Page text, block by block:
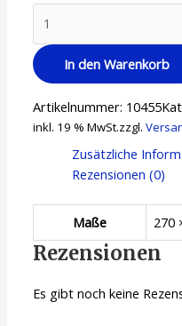
In den Warenkorb
Artikelnummer: 10455
inkl. 19 % MwSt.zzgl.
Zusätzliche
Rezensionen (0)
Maße 270
Rezensionen
Es gibt noch keine